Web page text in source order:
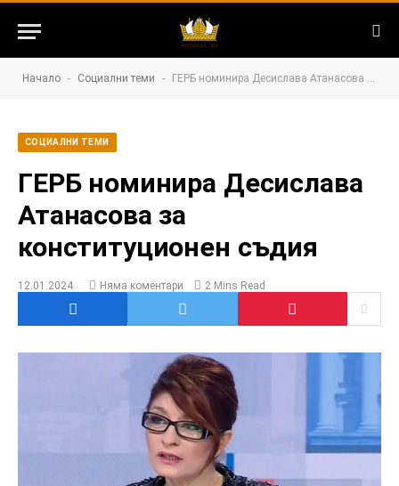
Начало - Социални теми - ГЕРБ номинира Десислава Атанасова за конституционен съдия
СОЦИАЛНИ ТЕМИ
ГЕРБ номинира Десислава
Атанасова за
конституционен съдия
12.01.2024 Няма коментари 2 Mins Read